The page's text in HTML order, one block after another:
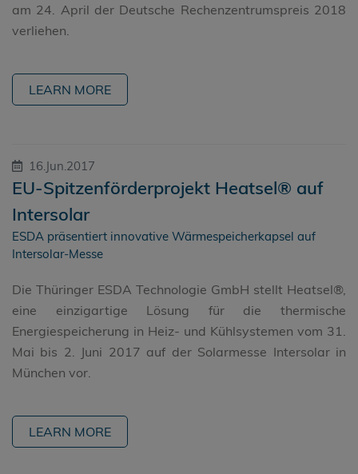
am 24. April der Deutsche Rechenzentrumspreis 2018
verliehen.
LEARN MORE
16.Jun.2017
EU-Spitzenförderprojekt Heatsel® auf
Intersolar
ESDA präsentiert innovative Wärmespeicherkapsel auf
Intersolar-Messe
Die Thüringer ESDA Technologie GmbH stellt Heatsel®,
eine einzigartige Lösung für die thermische
Energiespeicherung in Heiz- und Kühlsystemen vom 31.
Mai bis 2. Juni 2017 auf der Solarmesse Intersolar in
München vor.
LEARN MORE